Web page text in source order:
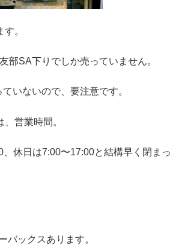
。
部SA下りでしか売っていません。
いないので、要注意です。
営業時間。
休日は7:00〜17:00と結構早く閉まっ
バックスあります。